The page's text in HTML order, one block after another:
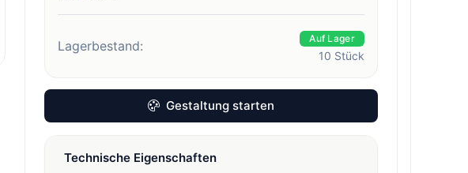
Lagerbestand: Auf Lager
10 Stück
Gestaltung starten
Technische Eigenschaften